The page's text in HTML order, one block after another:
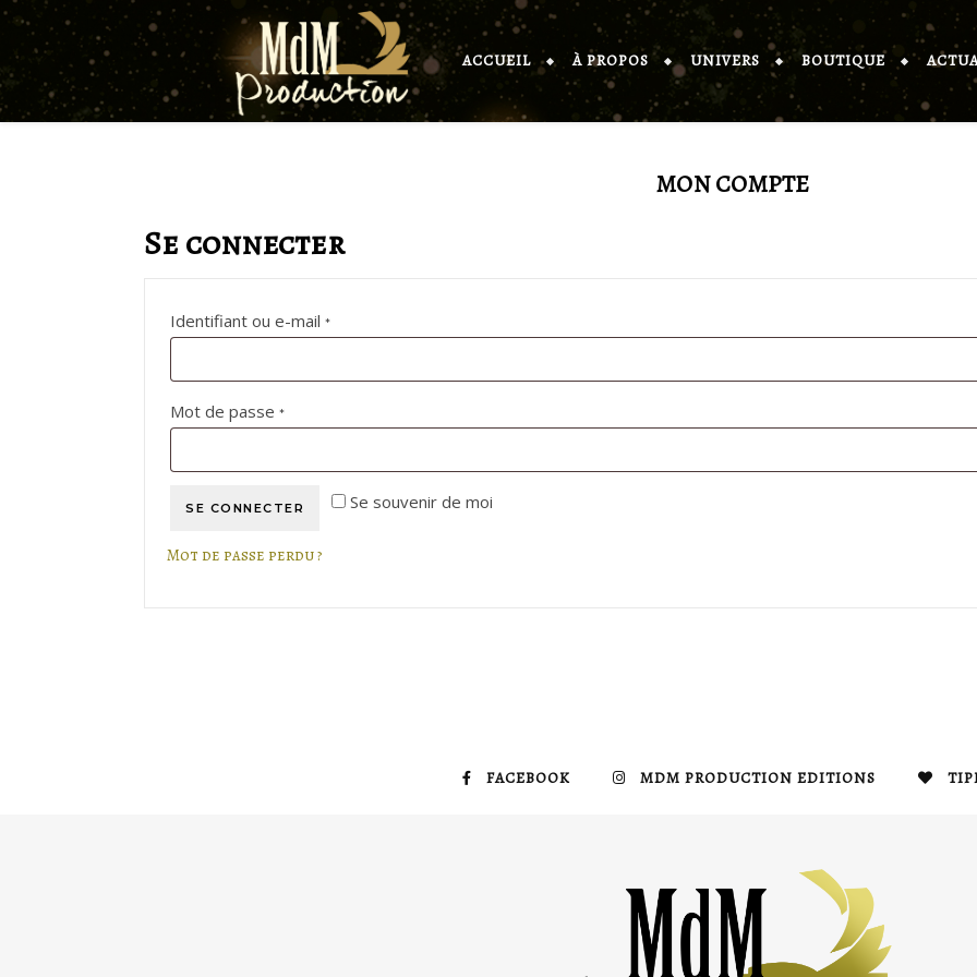
ACCUEIL À PROPOS UNIVERS BOUTIQUE
MON COMPTE
Se connecter
Identifiant ou e-mail *
Mot de passe *
Se souvenir de moi
SE CONNECTER
Mot de passe perdu ?
FACEBOOK MDM PRODUCTION EDITIONS